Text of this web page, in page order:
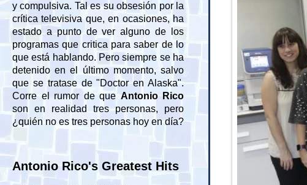
y compulsiva. Tal es su obsesión por la
crítica televisiva que, en ocasiones, ha
estado a punto de ver alguno de los
programas que critica para saber de lo
que está hablando. Pero siempre se ha
detenido en el último momento, salvo
que se tratase de "Doctor en Alaska".
Corre el rumor de que Antonio Rico
son en realidad tres personas, pero
¿quién no es tres personas hoy en día?
Antonio Rico's Greatest Hits